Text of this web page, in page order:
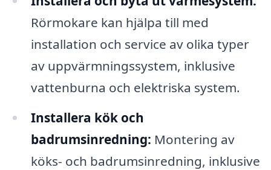
Rörmokare kan hjälpa till med
installation och service av olika typer
av uppvärmningssystem, inklusive
vattenburna och elektriska system.
Installera kök och
badrumsinredning: Montering av
köks- och badrumsinredning, inklusive